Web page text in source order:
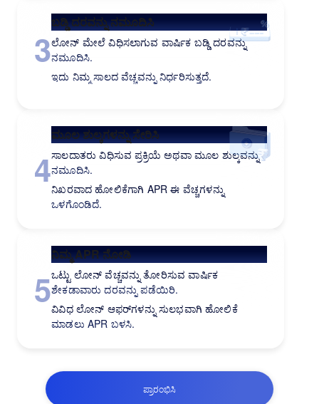
3
ಬಡ್ಡಿ ದರವನ್ನು ನಮೂದಿಸಿ
ಲೋನ್ ಮೇಲೆ ವಿಧಿಸಲಾಗುವ ವಾರ್ಷಿಕ ಬಡ್ಡಿ ದರವನ್ನು
ನಮೂದಿಸಿ.
ಇದು ನಿಮ್ಮ ಸಾಲದ ವೆಚ್ಚವನ್ನು ನಿರ್ಧರಿಸುತ್ತದೆ.
4
ಮೂಲ ಶುಲ್ಕಗಳನ್ನು ಸೇರಿಸಿ
ಸಾಲದಾತರು ವಿಧಿಸುವ ಪ್ರಕ್ರಿಯೆ ಅಥವಾ ಮೂಲ ಶುಲ್ಕವನ್ನು
ನಮೂದಿಸಿ.
ನಿಖರವಾದ ಹೋಲಿಕೆಗಾಗಿ APR ಈ ವೆಚ್ಚಗಳನ್ನು
ಒಳಗೊಂಡಿದೆ.
5
ನಿಮ್ಮ APR ನೋಡಿ
ಒಟ್ಟು ಲೋನ್ ವೆಚ್ಚವನ್ನು ತೋರಿಸುವ ವಾರ್ಷಿಕ
ಶೇಕಡಾವಾರು ದರವನ್ನು ಪಡೆಯಿರಿ.
ವಿವಿಧ ಲೋನ್ ಆಫರ್‌ಗಳನ್ನು ಸುಲಭವಾಗಿ ಹೋಲಿಕೆ
ಮಾಡಲು APR ಬಳಸಿ.
ಪ್ರಾರಂಭಿಸಿ